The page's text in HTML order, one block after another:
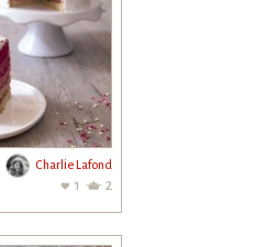
Charlie Lafond
1 2